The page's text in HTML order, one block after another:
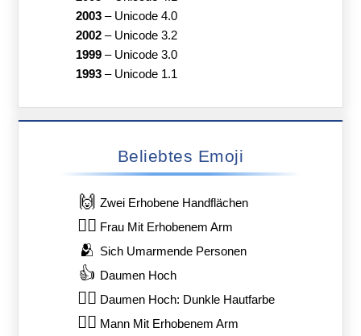
2003– Unicode 4.0
2002– Unicode 3.2
1999– Unicode 3.0
1993– Unicode 1.1
Beliebtes Emoji
🙌 Zwei Erhobene Handflächen
🙋‍♀️ Frau Mit Erhobenem Arm
🫂 Sich Umarmende Personen
👍 Daumen Hoch
👍🏿 Daumen Hoch: Dunkle Hautfarbe
🙋‍♂️ Mann Mit Erhobenem Arm